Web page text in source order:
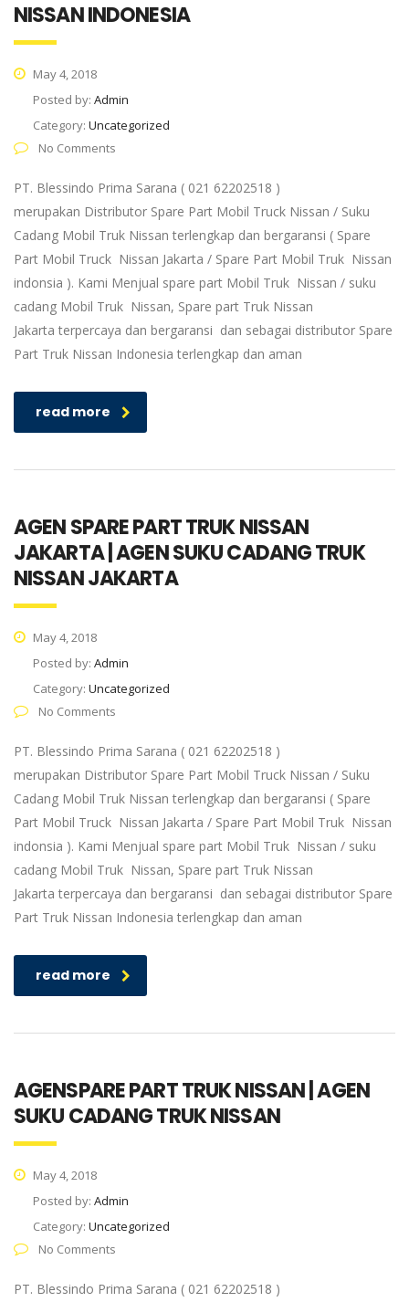
NISSAN INDONESIA
May 4, 2018
Posted by: Admin
Category: Uncategorized
No Comments
PT. Blessindo Prima Sarana ( 021 62202518 )
merupakan Distributor Spare Part Mobil Truck Nissan / Suku
Cadang Mobil Truk Nissan terlengkap dan bergaransi ( Spare
Part Mobil Truck Nissan Jakarta / Spare Part Mobil Truk Nissan
indonsia ). Kami Menjual spare part Mobil Truk Nissan / suku
cadang Mobil Truk Nissan, Spare part Truk Nissan
Jakarta terpercaya dan bergaransi dan sebagai distributor Spare
Part Truk Nissan Indonesia terlengkap dan aman
read more
AGEN SPARE PART TRUK NISSAN
JAKARTA | AGEN SUKU CADANG TRUK
NISSAN JAKARTA
May 4, 2018
Posted by: Admin
Category: Uncategorized
No Comments
PT. Blessindo Prima Sarana ( 021 62202518 )
merupakan Distributor Spare Part Mobil Truck Nissan / Suku
Cadang Mobil Truk Nissan terlengkap dan bergaransi ( Spare
Part Mobil Truck Nissan Jakarta / Spare Part Mobil Truk Nissan
indonsia ). Kami Menjual spare part Mobil Truk Nissan / suku
cadang Mobil Truk Nissan, Spare part Truk Nissan
Jakarta terpercaya dan bergaransi dan sebagai distributor Spare
Part Truk Nissan Indonesia terlengkap dan aman
read more
AGENSPARE PART TRUK NISSAN | AGEN
SUKU CADANG TRUK NISSAN
May 4, 2018
Posted by: Admin
Category: Uncategorized
No Comments
PT. Blessindo Prima Sarana ( 021 62202518 )